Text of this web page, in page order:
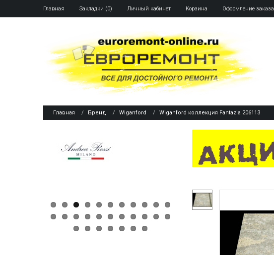
Главная Закладки (0) Личный кабинет Корзина Оформление заказа
Главная Бренд Wiganford Wiganford коллекция Fantazia 206113